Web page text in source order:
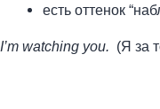
есть оттенок
I’m watching you. (Я за